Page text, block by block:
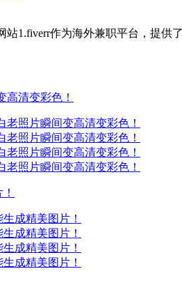
1.fiverr作为海外兼职平台，提供
清变彩色！